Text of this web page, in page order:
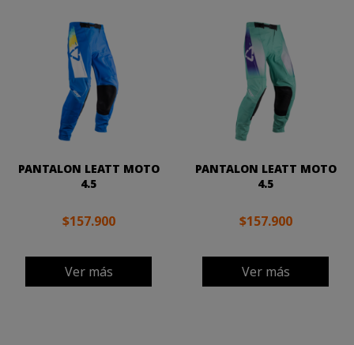
PANTALON LEATT MOTO
4.5
$157.900
Ver más
PANTALON LEATT MOTO
4.5
$157.900
Ver más